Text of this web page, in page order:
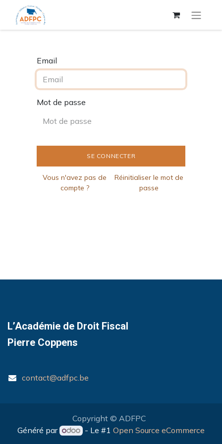
Email
Mot de passe
SE CONNECTER
Vous n'avez pas de
compte ?
Réinitialiser le mot de
passe
L’Académie de Droit Fiscal
Pierre Coppens
contact@adfpc.be
Copyright © ADFPC
Généré par
- Le #1 Open Source eCommerce